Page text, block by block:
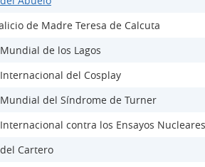
de Madre Teresa de Calcuta
de los Lagos
del Cosplay
del Síndrome de Turner
contra los Ensayos Nucleares
Cartero